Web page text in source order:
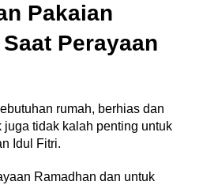
Pakaian
Perayaan
rumah, berhias dan
tidak kalah penting untuk
Idul Fitri.
Ramadhan dan untuk